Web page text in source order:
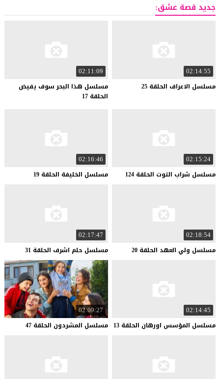
جديد قصة عشق:
02:14:55
مسلسل الاعراف الحلقة 25
02:11:09
مسلسل هذا البحر سوف يفيض
الحلقة 17
02:15:24
مسلسل شراب التوت الحلقة 124
02:16:46
مسلسل الخليفة الحلقة 19
02:18:54
مسلسل ولي العهد الحلقة 20
02:17:47
مسلسل حلم اشرف الحلقة 31
02:14:45
مسلسل المؤسس اورهان الحلقة 13
02:09:27
مسلسل المشردون الحلقة 47